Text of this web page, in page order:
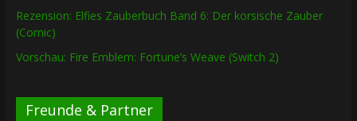
Rezension: Elfies Zauberbuch Band 6: Der korsische Zauber
(Comic)
Vorschau: Fire Emblem: Fortune’s Weave (Switch 2)
Freunde & Partner